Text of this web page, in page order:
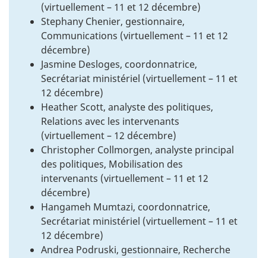
(virtuellement – 11 et 12 décembre)
Stephany Chenier, gestionnaire,
Communications (virtuellement – 11 et 12
décembre)
Jasmine Desloges, coordonnatrice,
Secrétariat ministériel (virtuellement – 11 et
12 décembre)
Heather Scott, analyste des politiques,
Relations avec les intervenants
(virtuellement – 12 décembre)
Christopher Collmorgen, analyste principal
des politiques, Mobilisation des
intervenants (virtuellement – 11 et 12
décembre)
Hangameh Mumtazi, coordonnatrice,
Secrétariat ministériel (virtuellement – 11 et
12 décembre)
Andrea Podruski, gestionnaire, Recherche